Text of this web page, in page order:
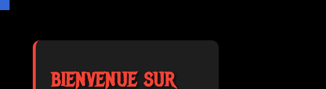
BIENVENUE SUR